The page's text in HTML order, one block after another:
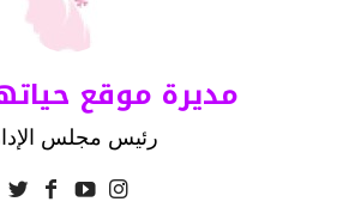
مديرة موقع
رئيس مجلس